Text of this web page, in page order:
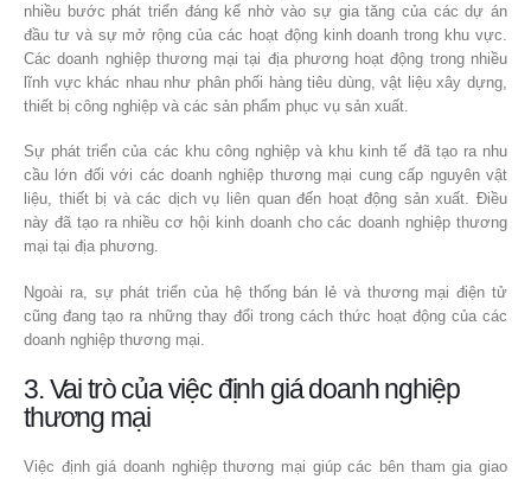
nhiều bước phát triển đáng kể nhờ vào sự gia tăng của các dự án
đầu tư và sự mở rộng của các hoạt động kinh doanh trong khu vực.
Các doanh nghiệp thương mại tại địa phương hoạt động trong nhiều
lĩnh vực khác nhau như phân phối hàng tiêu dùng, vật liệu xây dựng,
thiết bị công nghiệp và các sản phẩm phục vụ sản xuất.
Sự phát triển của các khu công nghiệp và khu kinh tế đã tạo ra nhu
cầu lớn đối với các doanh nghiệp thương mại cung cấp nguyên vật
liệu, thiết bị và các dịch vụ liên quan đến hoạt động sản xuất. Điều
này đã tạo ra nhiều cơ hội kinh doanh cho các doanh nghiệp thương
mại tại địa phương.
Ngoài ra, sự phát triển của hệ thống bán lẻ và thương mại điện tử
cũng đang tạo ra những thay đổi trong cách thức hoạt động của các
doanh nghiệp thương mại.
3. Vai trò của việc định giá doanh nghiệp
thương mại
Việc định giá doanh nghiệp thương mại giúp các bên tham gia giao